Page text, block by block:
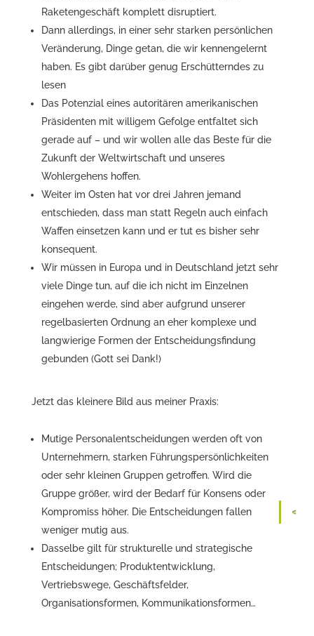
Raketengeschäft komplett disruptiert.
Dann allerdings, in einer sehr starken persönlichen
Veränderung, Dinge getan, die wir kennengelernt
haben. Es gibt darüber genug Erschütterndes zu
lesen
Das Potenzial eines autoritären amerikanischen
Präsidenten mit willigem Gefolge entfaltet sich
gerade auf – und wir wollen alle das Beste für die
Zukunft der Weltwirtschaft und unseres
Wohlergehens hoffen.
Weiter im Osten hat vor drei Jahren jemand
entschieden, dass man statt Regeln auch einfach
Waffen einsetzen kann und er tut es bisher sehr
konsequent.
Wir müssen in Europa und in Deutschland jetzt sehr
viele Dinge tun, auf die ich nicht im Einzelnen
eingehen werde, sind aber aufgrund unserer
regelbasierten Ordnung an eher komplexe und
langwierige Formen der Entscheidungsfindung
gebunden (Gott sei Dank!)
Jetzt das kleinere Bild aus meiner Praxis:
Mutige Personalentscheidungen werden oft von
Unternehmern, starken Führungspersönlichkeiten
oder sehr kleinen Gruppen getroffen. Wird die
Gruppe größer, wird der Bedarf für Konsens oder
Kompromiss höher. Die Entscheidungen fallen
weniger mutig aus.
Dasselbe gilt für strukturelle und strategische
Entscheidungen; Produktentwicklung,
Vertriebswege, Geschäftsfelder,
Organisationsformen, Kommunikationsformen…